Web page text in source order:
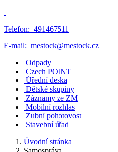
Telefon: 491467511
E-mail: mestock@mestock.cz
Odpady
Czech POINT
Úřední deska
Dětské skupiny
Záznamy ze ZM
Mobilní rozhlas
Zubní pohotovost
Stavební úřad
Úvodní stránka
Samospráva